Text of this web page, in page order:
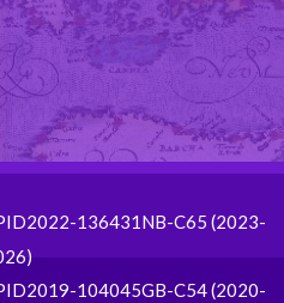
136431NB-C65 (2023-
104045GB-C54 (2020-